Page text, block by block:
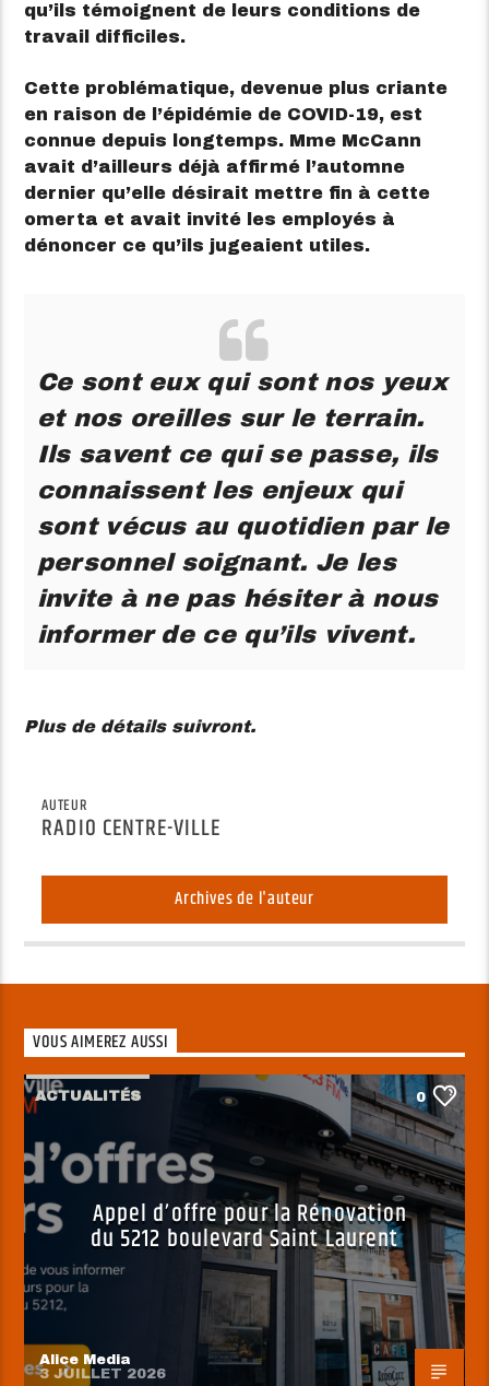
qu’ils témoignent de leurs conditions de
travail difficiles.
Cette problématique, devenue plus criante
en raison de l’épidémie de COVID-19, est
connue depuis longtemps. Mme McCann
avait d’ailleurs déjà affirmé l’automne
dernier qu’elle désirait mettre fin à cette
omerta et avait invité les employés à
dénoncer ce qu’ils jugeaient utiles.
Ce sont eux qui sont nos yeux
et nos oreilles sur le terrain.
Ils savent ce qui se passe, ils
connaissent les enjeux qui
sont vécus au quotidien par le
personnel soignant. Je les
invite à ne pas hésiter à nous
informer de ce qu’ils vivent.
Plus de détails suivront.
AUTEUR
RADIO CENTRE-VILLE
Archives de l'auteur
VOUS AIMEREZ AUSSI
ACTUALITÉS 0
Appel d’offre pour la Rénovation
du 5212 boulevard Saint Laurent
Alice Media
3 JUILLET 2026